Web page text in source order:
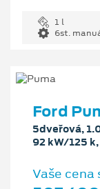
1 l
6st.
Ford
5dveřová,
92 kW/125
Vaše cena